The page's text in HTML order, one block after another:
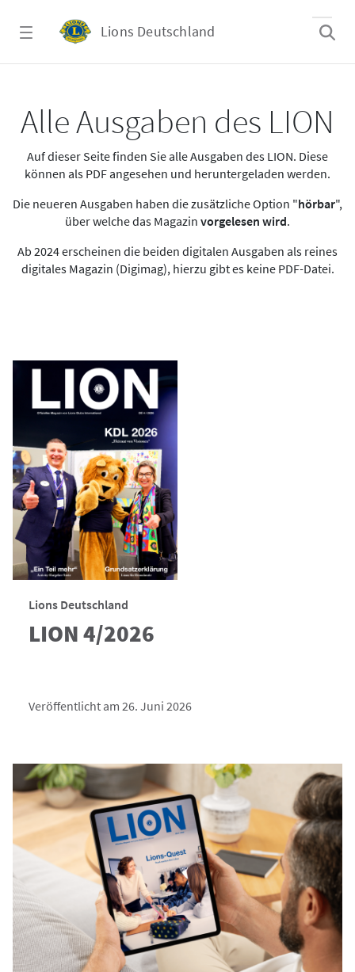
Lions Deutschland
Alle Ausgaben des LION
Auf dieser Seite finden Sie alle Ausgaben des LION. Diese
können als PDF angesehen und heruntergeladen werden.
Die neueren Ausgaben haben die zusätzliche Option "hörbar",
über welche das Magazin vorgelesen wird.
Ab 2024 erscheinen die beiden digitalen Ausgaben als reines
digitales Magazin (Digimag), hierzu gibt es keine PDF-Datei.
Lions Deutschland
LION 4/2026
Veröffentlicht am 26. Juni 2026